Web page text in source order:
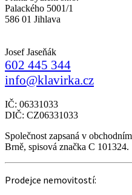
Palackého 5001/1
586 01 Jihlava
Josef Jaseňák
602 445 344
info@klavirka.cz
IČ: 06331033
DIČ: CZ06331033
Společnost zapsaná v
Brně, spisová značka C 101324.
Prodejce nemovitostí: